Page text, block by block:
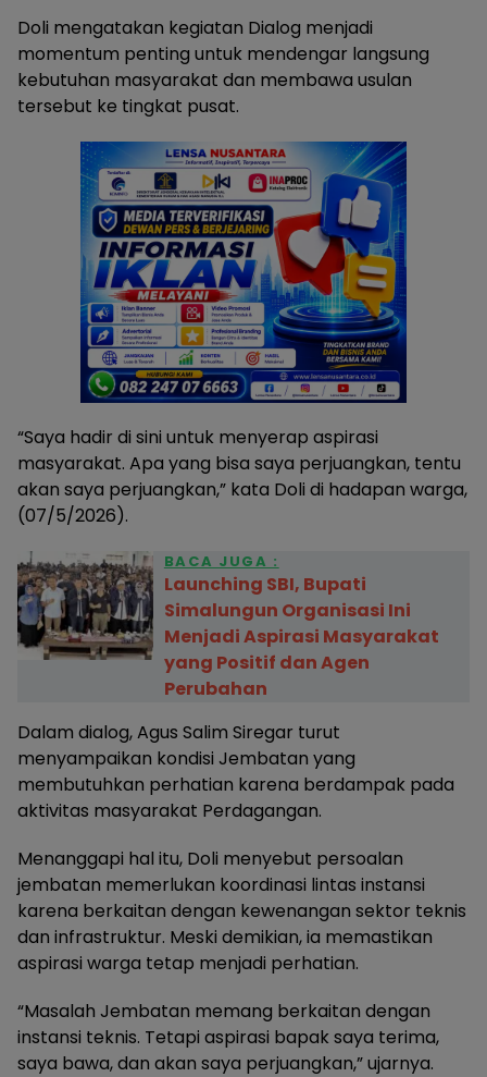
Doli mengatakan kegiatan Dialog menjadi
momentum penting untuk mendengar langsung
kebutuhan masyarakat dan membawa usulan
tersebut ke tingkat pusat.
“Saya hadir di sini untuk menyerap aspirasi
masyarakat. Apa yang bisa saya perjuangkan, tentu
akan saya perjuangkan,” kata Doli di hadapan warga,
(07/5/2026).
BACA JUGA :
Launching SBI, Bupati
Simalungun Organisasi Ini
Menjadi Aspirasi Masyarakat
yang Positif dan Agen
Perubahan
Dalam dialog, Agus Salim Siregar turut
menyampaikan kondisi Jembatan yang
membutuhkan perhatian karena berdampak pada
aktivitas masyarakat Perdagangan.
Menanggapi hal itu, Doli menyebut persoalan
jembatan memerlukan koordinasi lintas instansi
karena berkaitan dengan kewenangan sektor teknis
dan infrastruktur. Meski demikian, ia memastikan
aspirasi warga tetap menjadi perhatian.
“Masalah Jembatan memang berkaitan dengan
instansi teknis. Tetapi aspirasi bapak saya terima,
saya bawa, dan akan saya perjuangkan,” ujarnya.